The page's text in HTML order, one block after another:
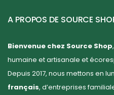
A PROPOS DE SOURCE
Bienvenue chez Source Shop
humaine et artisanale et
Depuis 2017, nous mettons en
français, d’entreprises